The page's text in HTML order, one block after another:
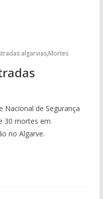
algarvias,Mortes
Nacional de Segurança
30 mortes em
no Algarve.